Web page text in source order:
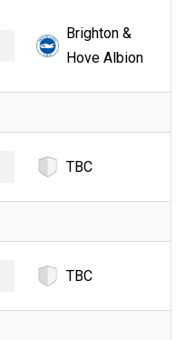
Brighton &
Hove Albion
TBC
TBC